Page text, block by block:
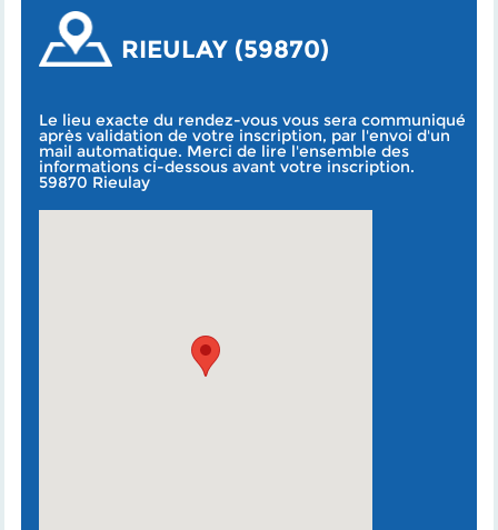
RIEULAY (59870)
Le lieu exacte du rendez-vous vous sera communiqué
après validation de votre inscription, par l'envoi d'un
mail automatique. Merci de lire l'ensemble des
informations ci-dessous avant votre inscription.
59870 Rieulay